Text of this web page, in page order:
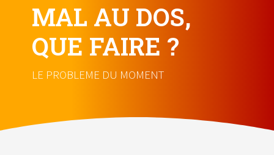
MAL AU DOS,
QUE FAIRE ?
LE PROBLEME DU MOMENT